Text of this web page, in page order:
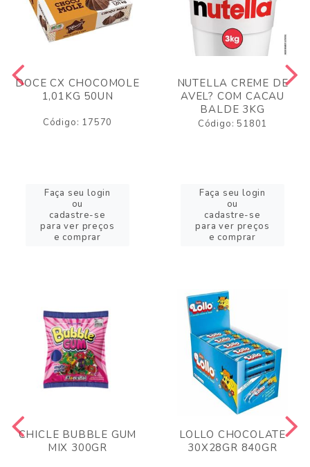
DOCE CX CHOCOMOLE
1,01KG 50UN
Código: 17570
Faça seu login
ou
cadastre-se
para ver preços
e comprar
NUTELLA CREME DE
AVEL? COM CACAU
BALDE 3KG
Código: 51801
Faça seu login
ou
cadastre-se
para ver preços
e comprar
CHICLE BUBBLE GUM
MIX 300GR
LOLLO CHOCOLATE
30X28GR 840GR